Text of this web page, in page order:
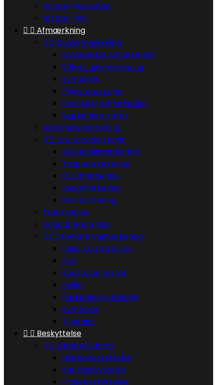
Afspærringsbånd
Afspærring
  Afmærkning
  Gulvafmærkning
Standard gulvmarkering
Safety gulvmarkering
Symboler
Pladsmarkering
Special gulvmarkering
Markerings spray
Advarselsmarkering
  Low Location Light
Advarselsmarkering
Trappemarkering
Gulvmarkering
Vægmarkering
Dørmarkering
Trafikkegler
Vognafmærkning
  Premark Vejmarkering
Linjer og trekanter
Pile
Bogstaver og tal
Ruller
Parkeringssymboler
Symboler
Tilbehør
  Beskyttelse
  BumperGuards
Hjørnebeskyttelse
Kantbeskyttelse
Fladebeskyttelse